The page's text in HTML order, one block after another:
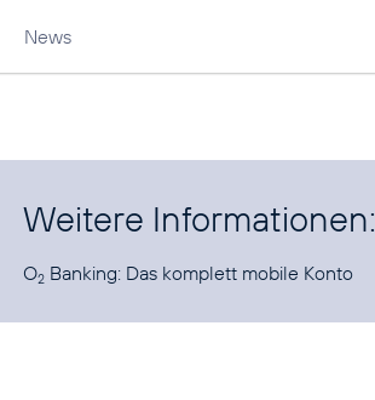
News
Weitere Informationen:
O2 Banking: Das komplett mobile Konto